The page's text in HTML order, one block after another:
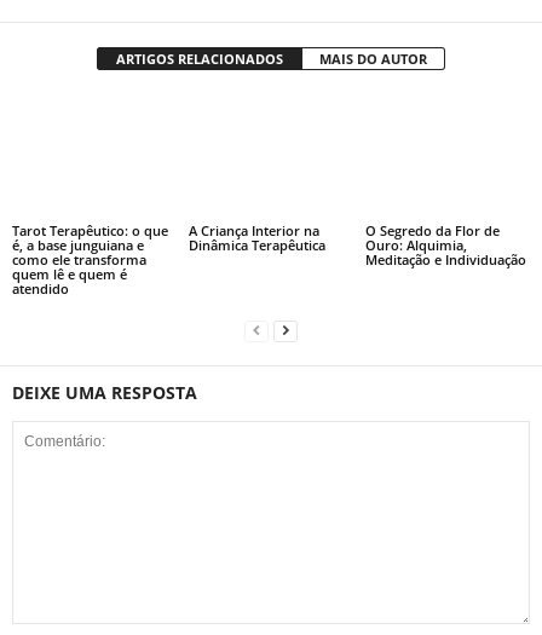
ARTIGOS RELACIONADOS MAIS DO AUTOR
Tarot Terapêutico: o que
é, a base junguiana e
como ele transforma
quem lê e quem é
atendido
A Criança Interior na
Dinâmica Terapêutica
O Segredo da Flor de
Ouro: Alquimia,
Meditação e Individuação
DEIXE UMA RESPOSTA